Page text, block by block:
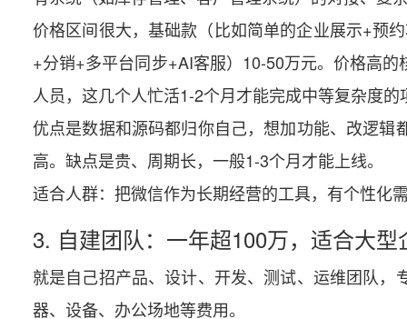
价格区间很大，基础款（比如简单的企业展示+预
+分销+多平台同步+AI客服）10-50万元。价格高
人员，这几个人忙活1-2个月才能完成中等复杂度
优点是数据和源码都归你自己，想加功能、改逻
高。缺点是贵、周期长，一般1-3个月才能上线。
适合人群：把微信作为长期经营的工具，有个性化
3. 自建团队：一年超100万，适合大型
就是自己招产品、设计、开发、测试、运维团队
器、设备、办公场地等费用。